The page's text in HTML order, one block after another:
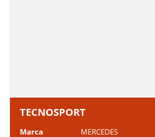
TECNOSPORT
Marca
MERCEDES